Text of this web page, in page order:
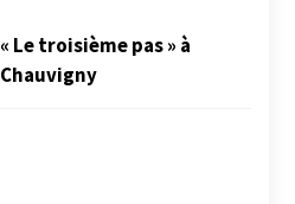
« Le troisième pas » à
Chauvigny